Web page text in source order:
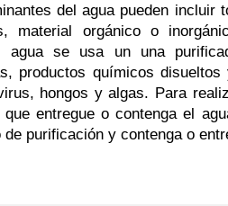
del agua pueden incluir
material orgánico o
agua se usa un una
productos químicos
hongos y algas. Para
que entregue o contenga el
de purificación y contenga o